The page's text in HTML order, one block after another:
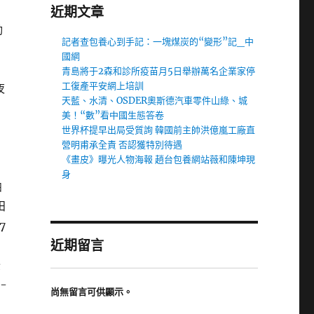
近期文章
記者查包養心到手記：一塊煤炭的“變形”記_中
國網
青島將于2森和診所疫苗月5日舉辦萬名企業家停
工復產平安網上培訓
天藍、水清、OSDER奧斯德汽車零件山綠、城
美！“數”看中國生態答卷
世界杯提早出局受質詢 韓國前主帥洪億嵐工廠直
營明甫承全責 否認獲特別待遇
《畫皮》曝光人物海報 趙台包養網站薇和陳坤現
身
近期留言
尚無留言可供顯示。